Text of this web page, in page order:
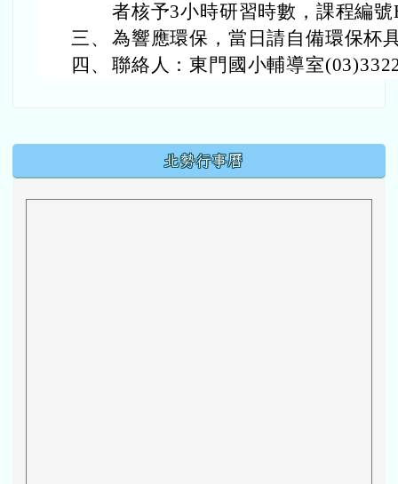
者核予3小時研習時數，課程編
三、 為響應環保，當日請自備環保杯
四、 聯絡人：東門國小輔導室
北勢行事曆